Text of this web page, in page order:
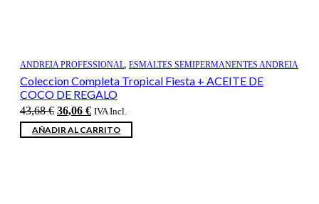
ANDREIA PROFESSIONAL, ESMALTES SEMIPERMANENTES ANDREIA
Coleccion Completa Tropical Fiesta + ACEITE DE
COCO DE REGALO
43,68€ El
precio
original
36,06 €El
precio
actual
IVA Incl.
AÑADIR AL CARRITO